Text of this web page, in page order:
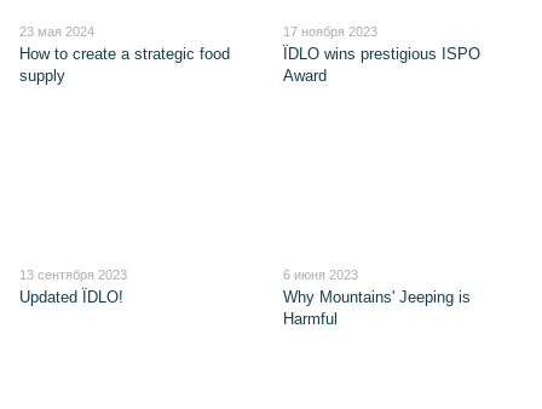
23 мая 2024
How to create a strategic food
supply
17 ноября 2023
ЇDLO wins prestigious ISPO
Award
13 сентября 2023
Updated ЇDLO!
6 июня 2023
Why Mountains' Jeeping is
Harmful